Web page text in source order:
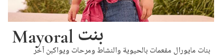
Mayoral بنت
بنات مايورال مفعمات بالحيوية والنشاط ومرحات ويواكبن آخر